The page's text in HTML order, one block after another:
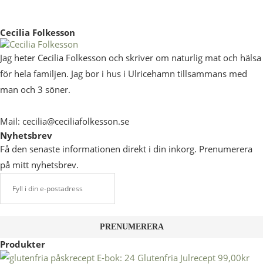
Cecilia Folkesson
Jag heter Cecilia Folkesson och skriver om naturlig mat och hälsa
för hela familjen. Jag bor i hus i Ulricehamn tillsammans med
man och 3 söner.
Mail: cecilia@ceciliafolkesson.se
Nyhetsbrev
Få den senaste informationen direkt i din inkorg. Prenumerera
på mitt nyhetsbrev.
Produkter
E-bok: 24 Glutenfria Julrecept 99,00kr